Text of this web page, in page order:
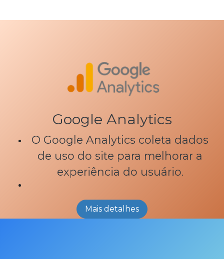
Google Analytics
O Google Analytics coleta dados
de uso do site para melhorar a
experiência do usuário.
Mais detalhes